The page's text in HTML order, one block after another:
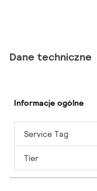
Dane techniczne
Informacje ogólne
Service Tag
Tier